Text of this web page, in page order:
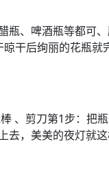
瓶、啤酒瓶等都可
干后绚丽的花瓶
、剪刀第1步：把
去，美美的夜灯就